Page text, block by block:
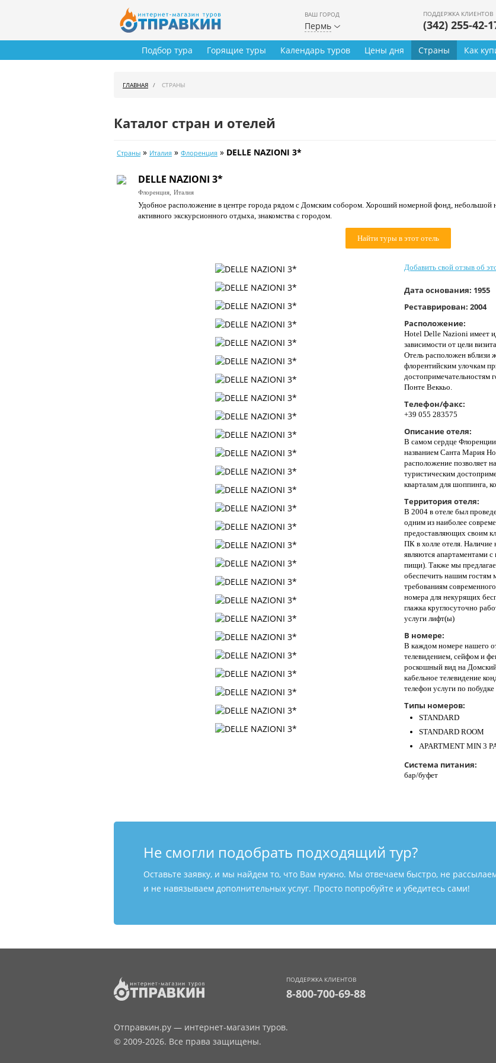
ВАШ ГОРОД
Пермь
ПОДДЕРЖКА КЛИЕНТОВ
(342) 255-42-
Подбор тура Горящие туры Календарь туров Цены дня Страны Как
ГЛАВНАЯ СТРАНЫ
Каталог стран и отелей
Страны » Италия » Флоренция » DELLE NAZIONI 3*
DELLE NAZIONI 3*
Флоренция, Италия
Удобное расположение в центре города рядом с Домским собором. Хороший номерной фонд, небольшой
активного экскурсионного отдыха, знакомства с городом.
Найти туры в этот отель
Добавить свой отзыв об
Дата основания: 1955
Реставрирован: 2004
Расположение:
Hotel Delle Nazioni имеет
зависимости от цели
Отель расположен вблизи
флорентийским улочкам
достопримечательностям
Понте Веккьо.
Телефон/факс:
+39 055 283575
Описание отеля:
В самом сердце
названием Санта Мария
расположение позволяет
туристическим
кварталам для шоппинга,
Территория отеля:
В 2004 в отеле был
одним из наиболее
предоставляющих своим
ПК в холле отеля. Наличие
являются апартаментами
пищи). Также мы
обеспечить нашим гостям
требованиям
номера для некурящих
глажка круглосуточно
услуги лифт(ы)
В номере:
В каждом номере нашего
телевидением, сейфом и
роскошный вид на
кабельное телевидение
телефон услуги по
Типы номеров:
STANDARD
STANDARD ROOM
APARTMENT MIN 3
Система питания:
бар/буфет
Не смогли подобрать подходящий тур?
Оставьте заявку, и мы найдем то, что Вам нужно. Мы отвечаем быстро, не
и не навязываем дополнительных услуг. Просто попробуйте и убедитесь сами!
ПОДДЕРЖКА КЛИЕНТОВ
8-800-700-69-88
Отправкин.ру — интернет-магазин туров.
© 2009-2026. Все права защищены.